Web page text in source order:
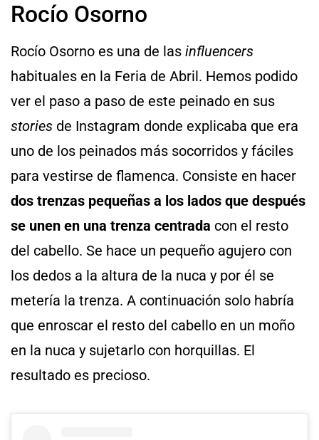
Rocío Osorno
Rocío Osorno es una de las influencers
habituales en la Feria de Abril. Hemos podido
ver el paso a paso de este peinado en sus
stories de Instagram donde explicaba que era
uno de los peinados más socorridos y fáciles
para vestirse de flamenca. Consiste en hacer
dos trenzas pequeñas a los lados que después
se unen en una trenza centrada con el resto
del cabello. Se hace un pequeño agujero con
los dedos a la altura de la nuca y por él se
metería la trenza. A continuación solo habría
que enroscar el resto del cabello en un moño
en la nuca y sujetarlo con horquillas. El
resultado es precioso.